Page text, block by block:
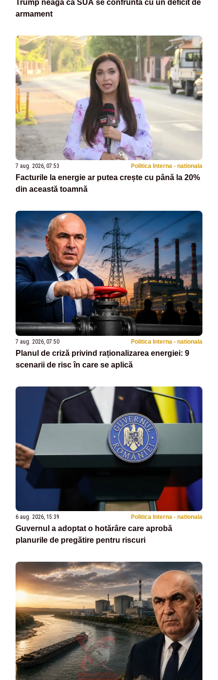
Trump neagă că SUA se confruntă cu un deficit de
armament
7 aug. 2026, 07:53 Politica Interna - nationala
Facturile la energie ar putea crește cu până la 20%
din această toamnă
7 aug. 2026, 07:50 Politica Interna - nationala
Planul de criză privind raționalizarea energiei: 9
scenarii de risc în care se aplică
6 aug. 2026, 15:39 Politica Interna - nationala
Guvernul a adoptat o hotărâre care aprobă
planurile de pregătire pentru riscuri